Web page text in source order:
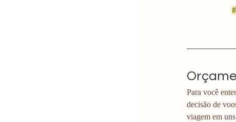
Para você
decisão de
viagem em